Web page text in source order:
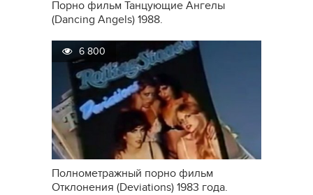
Порно фильм Танцующие Ангелы
(Dancing Angels) 1988.
6 800
Полнометражный порно фильм
Отклонения (Deviations) 1983 года.